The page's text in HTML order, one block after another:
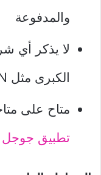
والمدفوعة
لا يذكر أي
الكبرى مثل beIN أو SSC أو OSN
متاح على
تطبيق جوجل